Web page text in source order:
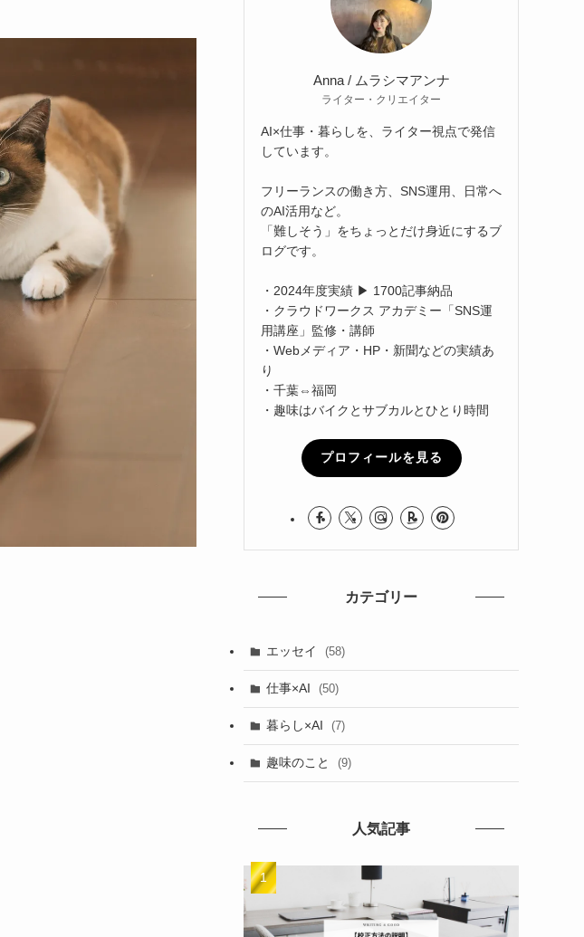
Anna / ムラシマアンナ
ライター・クリエイター
AI×仕事・暮らしを、ライター視点で発信
しています。
フリーランスの働き方、SNS運用、日常へ
のAI活用など。
「難しそう」をちょっとだけ身近にするブ
ログです。
・2024年度実績 ▶ 1700記事納品
・クラウドワークス アカデミー「SNS運
用講座」監修・講師
・Webメディア・HP・新聞などの実績あ
り
・千葉⇔福岡
・趣味はバイクとサブカルとひとり時間
プロフィールを見る
カテゴリー
エッセイ (58)
仕事×AI (50)
暮らし×AI (7)
趣味のこと (9)
人気記事